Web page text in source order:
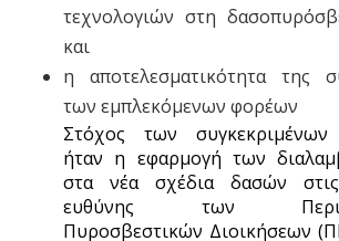
τεχνολογιών στη
και
η αποτελεσματικότητα της
των εμπλεκόμενων φορέων
Στόχος των
ήταν η εφαρμογή των
στα νέα σχέδια δασών στις
ευθύνης των
Πυροσβεστικών Διοικήσεων